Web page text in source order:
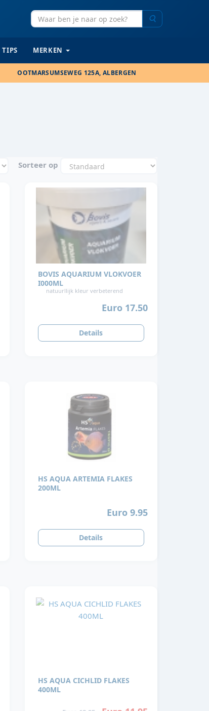
TIPS MERKEN
OOTMARSUMSEWEG 125A, ALBERGEN
Sorteer op
BOVIS AQUARIUM VLOKVOER
I000ML
natuurllijk kleur verbeterend
Euro 17.50
Details
HS AQUA ARTEMIA FLAKES
200ML
Euro 9.95
Details
HS AQUA CICHLID FLAKES
400ML